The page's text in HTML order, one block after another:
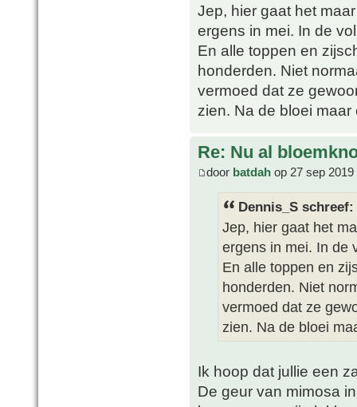
Jep, hier gaat het
ergens in mei. In de
En alle toppen en
honderden. Niet
vermoed dat ze
zien. Na de bloei
Re: Nu al
door batdah op 27 sep 2019
Dennis_S schreef:
Jep, hier gaat het
ergens in mei. In de
En alle toppen en
honderden. Niet
vermoed dat ze
zien. Na de bloei
Ik hoop dat jullie een
De geur van mimosa